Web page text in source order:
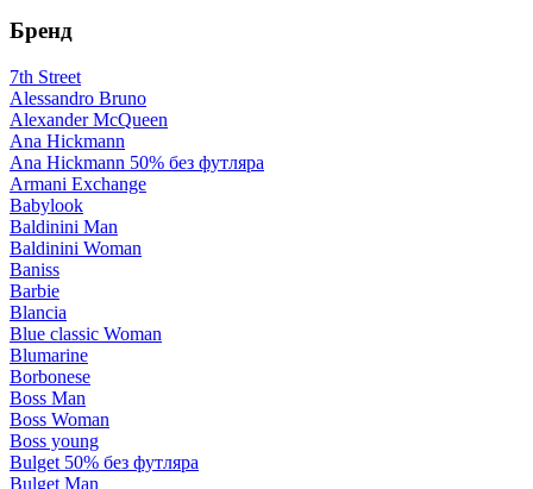
Бренд
7th Street
Alessandro Bruno
Alexander McQueen
Ana Hickmann
Ana Hickmann 50% без футляра
Armani Exchange
Babylook
Baldinini Man
Baldinini Woman
Baniss
Barbie
Blancia
Blue classic Woman
Blumarine
Borbonese
Boss Man
Boss Woman
Boss young
Bulget 50% без футляра
Bulget Man